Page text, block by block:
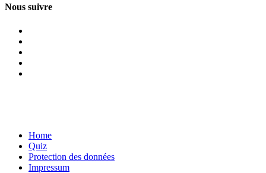
Nous suivre
Home
Quiz
Protection des données
Impressum